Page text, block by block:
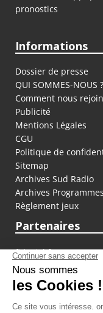
pronostics
Informations
Dossier de presse
QUI SOMMES-NOUS ?
Comment nous
Publicité
Mentions Légales
CGU
Politique de
Sitemap
Archives Sud Radio
Archives Programmes
Règlement jeux
Partenaires
fiducial.fr
lyoncapitale.fr
olympique-et-
L'application